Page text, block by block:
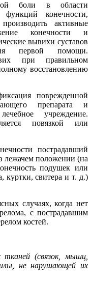
боли в области
функций конечности,
активные
конечности и
вывихи суставов
первой помощи.
при правильном
восстановлению
поврежденной
препарата и
учреждение.
повязкой или
пострадавший
лежачем положении (на
подушек или
куртки, свитера и т. д.)
случаях, когда нет
с пострадавшим
костей.
(связок, мышц,
не нарушающей их